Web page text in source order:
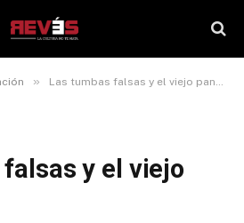
» Las tumbas falsas y el viejo panteón
y el viejo